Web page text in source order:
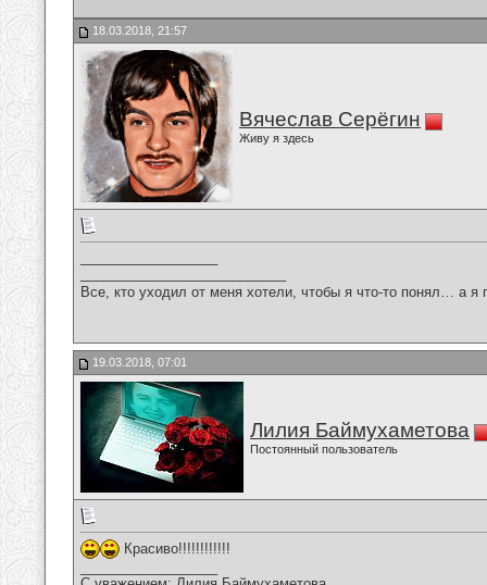
18.03.2018, 21:57
Вячеслав Серёгин
Живу я здесь
Все, кто уходил от меня хотели, чтобы я что-то понял… а
19.03.2018, 07:01
Лилия Баймухаметова
Постоянный пользователь
Красиво!!!!!!!!!!!!